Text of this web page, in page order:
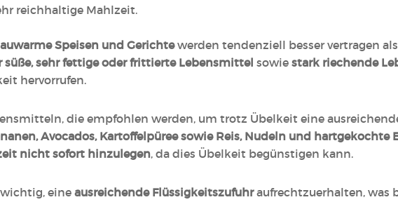
reichhaltige Mahlzeit.
Speisen und Gerichtewerden tendenziell besser vertragen
süße, sehr fettige oder frittierte Lebensmittel sowie stark riechende
hervorrufen.
die empfohlen werden, um trotz Übelkeit eine
Avocados, Kartoffelpüree sowie Reis, Nudeln und hartgekochte
nicht sofort hinzulegen, da dies Übelkeit begünstigen kann.
eine ausreichende Flüssigkeitszufuhraufrechtzuerhalten, was